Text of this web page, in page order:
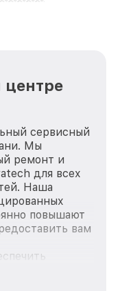
сервисный
Мы
ремонт и
для всех
Наша
повышают
вам
для
Infratech,